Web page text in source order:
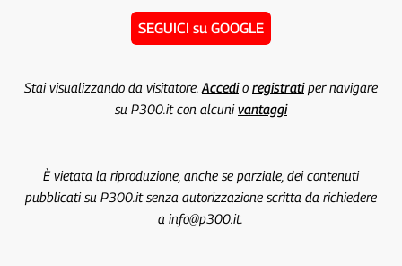
SEGUICI su GOOGLE
Stai visualizzando da visitatore. Accedio registratiper navigare
su P300.it con alcunivantaggi
È vietata la riproduzione, anche se parziale, dei contenuti
pubblicati su P300.it senza autorizzazione scritta da richiedere
a info@p300.it.